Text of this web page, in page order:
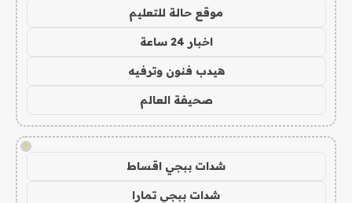
موقع حالة للتعليم
اخبار 24 ساعة
هيدب فنون وترفيه
صحيفة العالم
!
شدات ببجي اقساط
شدات ببجي تمارا